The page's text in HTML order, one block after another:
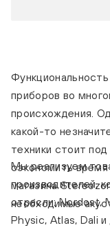
приборов во
происхождения.
какой-то
техники стоит
сэкономить
магазина
необходимые
Мы реализуем
производителей,
отрасли: Nordost,
Physic, Atlas, Dali